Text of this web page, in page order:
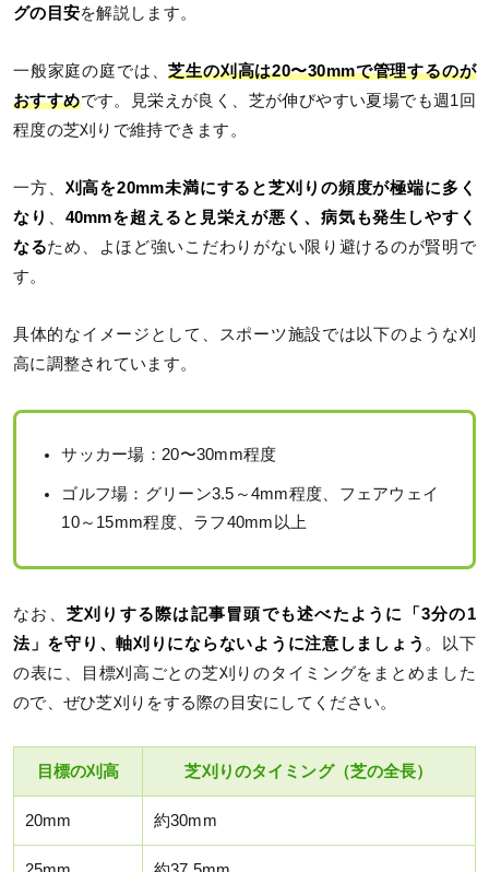
グの目安を解説します。
一般家庭の庭では、芝生の刈高は20〜30mmで管理するのが
おすすめです。見栄えが良く、芝が伸びやすい夏場でも週1回
程度の芝刈りで維持できます。
一方、 刈高を20mm未満にすると芝刈りの頻度が極端に多く
なり
40mmを超えると見栄えが悪く、病気も発生しやすく
なるため、よほど強いこだわりがない限り避けるのが賢明で
す。
具体的なイメージとして、スポーツ施設では以下のような刈
高に調整されています。
サッカー場：20〜30mm程度
ゴルフ場：グリーン3.5～4mm程度、フェアウェイ
10～15mm程度、ラフ40mm以上
なお、 芝刈りする際は記事冒頭でも述べたように「3分の1
法」を守り、軸刈りにならないように注意しましょう 。以下
の表に、目標刈高ごとの芝刈りのタイミングをまとめました
ので、ぜひ芝刈りをする際の目安にしてください。
目標の刈高 芝刈りのタイミング（芝の全長）
20mm 約30mm